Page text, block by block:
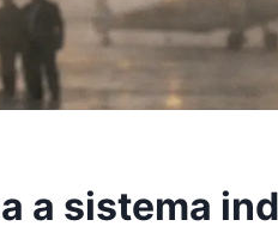
a sistema